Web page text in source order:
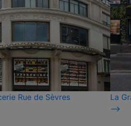
Rue de Sèvres
La
⟶